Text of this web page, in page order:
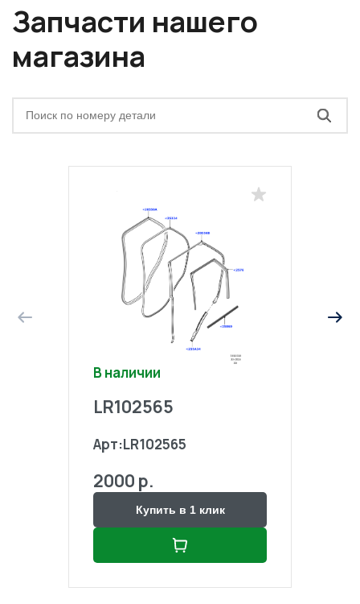
Запчасти нашего
магазина
В наличии
LR102565
Арт:LR102565
2000 р.
Купить в 1 клик